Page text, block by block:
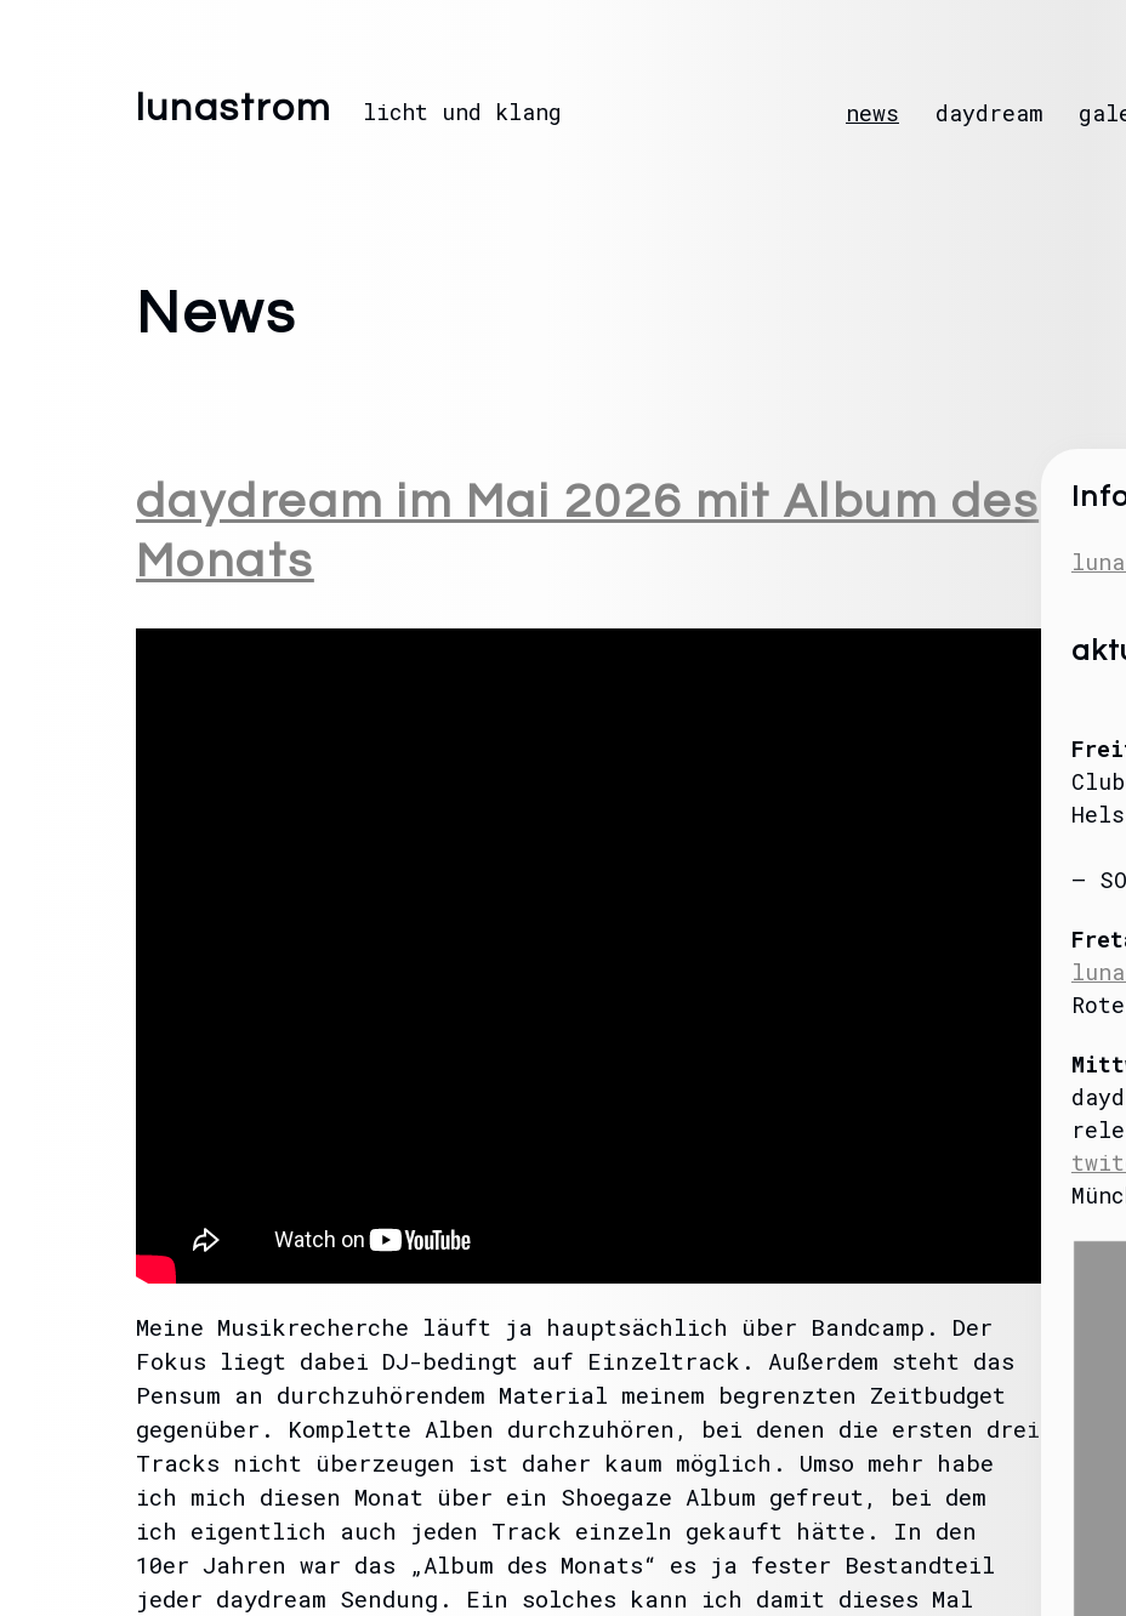
lunastrom licht und klang news daydream
News
daydream im Mai 2026 mit Album des
Monats
Meine Musikrecherche läuft ja hauptsächlich über Bandcamp. Der
Fokus liegt dabei DJ-bedingt auf Einzeltrack. Außerdem steht das
Pensum an durchzuhörendem Material meinem begrenzten Zeitbudget
gegenüber. Komplette Alben durchzuhören, bei denen die ersten drei
Tracks nicht überzeugen ist daher kaum möglich. Umso mehr habe
ich mich diesen Monat über ein Shoegaze Album gefreut, bei dem
ich eigentlich auch jeden Track einzeln gekauft hätte. In den
10er Jahren war das „Album des Monats“ es ja fester Bestandteil
jeder daydream Sendung. Ein solches kann ich damit dieses Mal
–